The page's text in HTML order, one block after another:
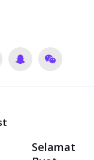
Selamat